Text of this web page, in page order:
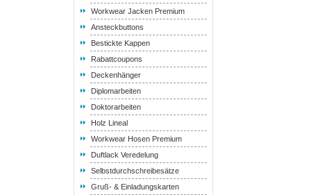
Workwear Jacken Premium
Ansteckbuttons
Bestickte Kappen
Rabattcoupons
Deckenhänger
Diplomarbeiten
Doktorarbeiten
Holz Lineal
Workwear Hosen Premium
Duftlack Veredelung
Selbstdurchschreibesätze
Gruß- & Einladungskarten